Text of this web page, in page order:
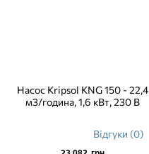
Насос Kripsol KNG 150 - 22,4
м3/година, 1,6 кВт, 230 В
Відгуки (0)